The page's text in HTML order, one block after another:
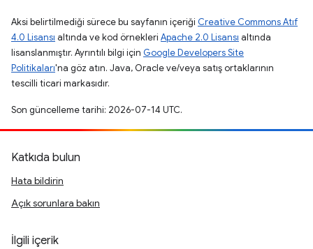
Aksi belirtilmediği sürece bu sayfanın içeriği Creative Commons Atıf
4.0 Lisansı altında ve kod örnekleri Apache 2.0 Lisansı altında
lisanslanmıştır. Ayrıntılı bilgi için Google Developers Site
Politikaları'na göz atın. Java, Oracle ve/veya satış ortaklarının
tescilli ticari markasıdır.
Son güncelleme tarihi: 2026-07-14 UTC.
Katkıda bulun
Hata bildirin
Açık sorunlara bakın
İlgili içerik